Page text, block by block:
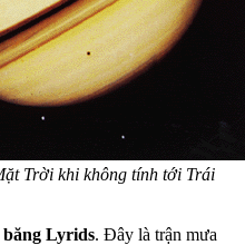
Trời khi không tính tới Trái
băng Lyrids. Đây là trận mưa